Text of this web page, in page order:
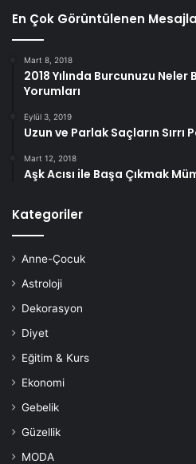
En Çok Görüntülenen
Mart 8, 2018
2018 Yılında Burcunuzu
Yorumları
Eylül 3, 2019
Uzun ve Parlak Saçların Sırrı
Mart 12, 2018
Aşk Acısı ile Başa Çıkmak
Kategoriler
Anne-Çocuk
Astroloji
Dekorasyon
Diyet
Eğitim & Kurs
Ekonomi
Gebelik
Güzellik
MODA